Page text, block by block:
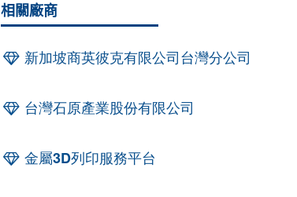
相關廠商
新加坡商英彼克有限公司台灣分公司
台灣石原產業股份有限公司
金屬3D列印服務平台